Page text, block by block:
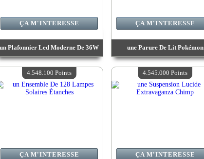
un Plafonnier Led Moderne De 36W
Valeur :4 844 100 Points
Quantité Disponible :4
ÇA M'INTERESSE
une Parure De Lit Pokémon
Valeur :4 781 700 Points
Quantité Disponible :4
ÇA M'INTERESSE
ÇA M'INTERESSE
4.548.100 Points
ÇA M'INTERESSE
4.545.000 Points